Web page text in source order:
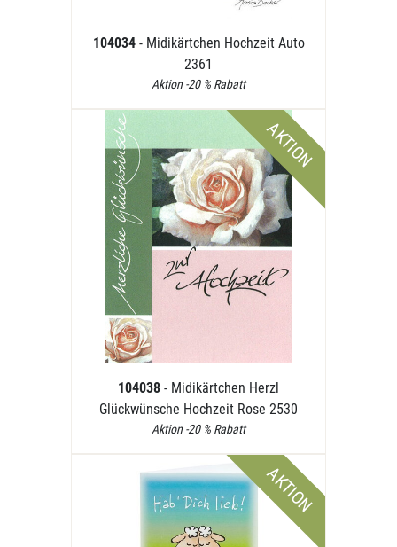
104034 - Midikärtchen Hochzeit Auto
2361
Aktion -20 % Rabatt
AKTION
104038 - Midikärtchen Herzl
Glückwünsche Hochzeit Rose 2530
Aktion -20 % Rabatt
AKTION